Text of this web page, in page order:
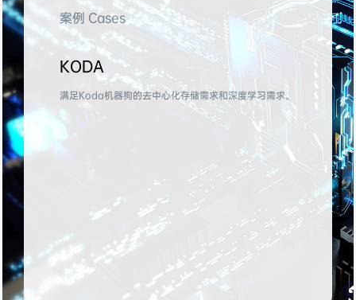
案例 Cases
KODA
满足Koda机器狗的去中心化存储需求和深度学习需求。